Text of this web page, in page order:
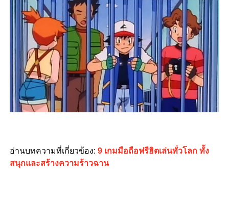
อ่านบทความที่เกี่ยวข้อง: 9 เกมมือถือฟรีฮิตเล่นทั่วโลก ทั้ง
สนุกและสร้างความร้าวฉาน